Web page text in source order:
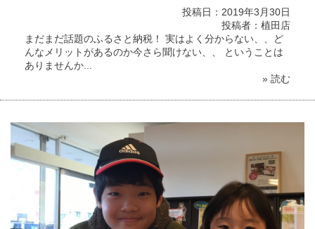
投稿日：2019年3月30日
投稿者：植田店
まだまだ話題のふるさと納税！ 実はよく分からない、、ど
んなメリットがあるのか今さら聞けない、、 ということは
ありませんか...
» 読む